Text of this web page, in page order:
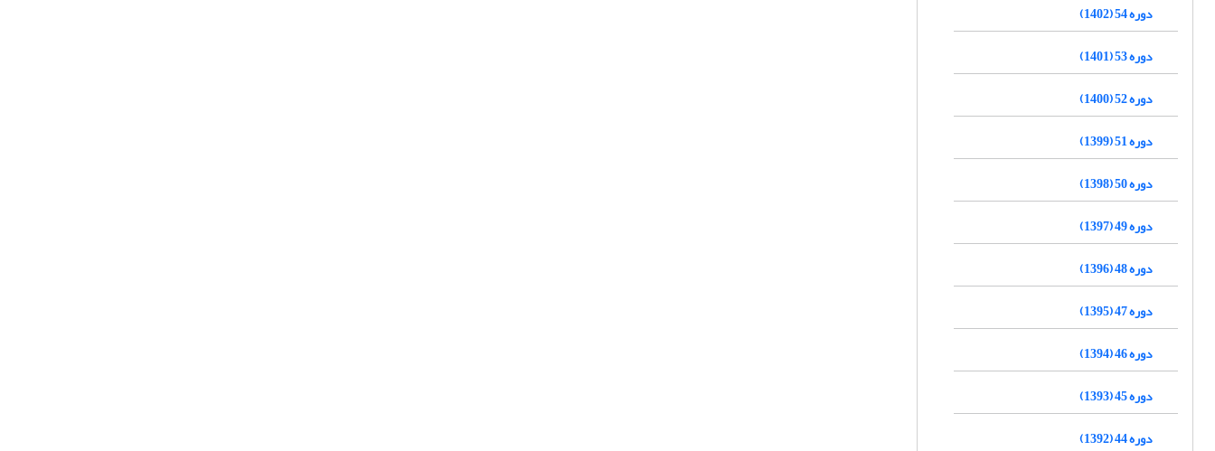
دوره 54 (1402)
دوره 53 (1401)
دوره 52 (1400)
دوره 51 (1399)
دوره 50 (1398)
دوره 49 (1397)
دوره 48 (1396)
دوره 47 (1395)
دوره 46 (1394)
دوره 45 (1393)
دوره 44 (1392)